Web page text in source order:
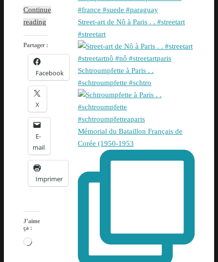
Continue
reading
Partager :
Facebook
X
E-
mail
Imprimer
J’aime
ça :
Chargement…
Street-art de Nô à Paris . . #streetart
#streetart
Schtroumpfette à Paris . .
#schtroumpfette #schtro
Mémorial du Bataillon Français de
Corée (1950-1953